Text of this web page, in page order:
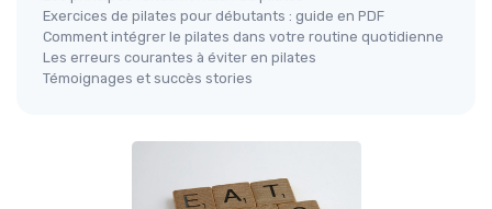
Exercices de pilates pour débutants : guide en PDF
Comment intégrer le pilates dans votre routine quotidienne
Les erreurs courantes à éviter en pilates
Témoignages et succès stories